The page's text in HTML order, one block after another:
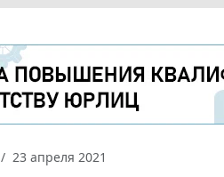
23 апреля 2021